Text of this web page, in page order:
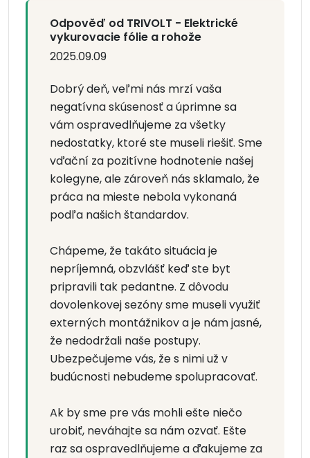
Odpověď od TRIVOLT - Elektrické
vykurovacie fólie a rohože
2025.09.09
Dobrý deň, veľmi nás mrzí vaša
negatívna skúsenosť a úprimne sa
vám ospravedlňujeme za všetky
nedostatky, ktoré ste museli riešiť. Sme
vďační za pozitívne hodnotenie našej
kolegyne, ale zároveň nás sklamalo, že
práca na mieste nebola vykonaná
podľa našich štandardov.
Chápeme, že takáto situácia je
nepríjemná, obzvlášť keď ste byt
pripravili tak pedantne. Z dôvodu
dovolenkovej sezóny sme museli využiť
externých montážnikov a je nám jasné,
že nedodržali naše postupy.
Ubezpečujeme vás, že s nimi už v
budúcnosti nebudeme spolupracovať.
Ak by sme pre vás mohli ešte niečo
urobiť, neváhajte sa nám ozvať. Ešte
raz sa ospravedlňujeme a ďakujeme za